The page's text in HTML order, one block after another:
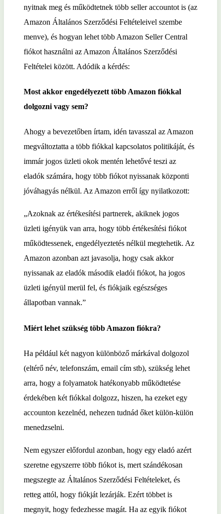
nyitnak meg és működtetnek több seller accountot is (az
Amazon Általános Szerződési Feltételeivel szembe
menve), és hogyan lehet több Amazon Seller Central
fiókot használni az Amazon Általános Szerződési
Feltételei között. Adódik a kérdés:
Most akkor engedélyezett több Amazon fiókkal
dolgozni vagy sem?
Ahogy a bevezetőben írtam, idén tavasszal az Amazon
megváltoztatta a több fiókkal kapcsolatos politikáját, és
immár jogos üzleti okok mentén lehetővé teszi az
eladók számára, hogy több fiókot nyissanak központi
jóváhagyás nélkül. Az Amazon erről így nyilatkozott:
„Azoknak az értékesítési partnerek, akiknek jogos
üzleti igényük van arra, hogy több értékesítési fiókot
működtessenek, engedélyeztetés nélkül megtehetik. Az
Amazon azonban azt javasolja, hogy csak akkor
nyissanak az eladók második eladói fiókot, ha jogos
üzleti igényül merül fel, és fiókjaik egészséges
állapotban vannak.”
Miért lehet szükség több Amazon fiókra?
Ha például két nagyon különböző márkával dolgozol
(eltérő név, telefonszám, email cím stb), szükség lehet
arra, hogy a folyamatok hatékonyabb működtetése
érdekében két fiókkal dolgozz, hiszen, ha ezeket egy
accounton kezelnéd, nehezen tudnád őket külön-külön
menedzselni.
Nem egyszer előfordul azonban, hogy egy eladó azért
szeretne egyszerre több fiókot is, mert szándékosan
megszegte az Általános Szerződési Feltételeket, és
retteg attól, hogy fiókját lezárják. Ezért többet is
megnyit, hogy fedezhesse magát. Ha az egyik fiókot